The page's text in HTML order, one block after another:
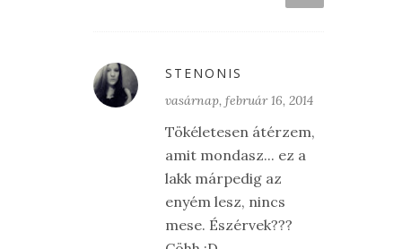
STENONIS
vasárnap, február 16, 2014
Tökéletesen átérzem,
amit mondasz... ez a
lakk márpedig az
enyém lesz, nincs
mese. Észérvek???